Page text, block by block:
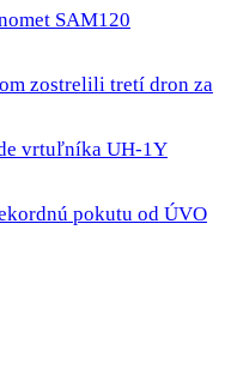
SAM120
zostrelili tretí dron za
vrtuľníka UH-1Y
pokutu od ÚVO